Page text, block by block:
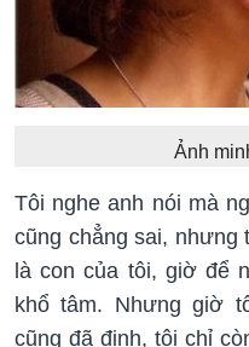
Ảnh
Tôi nghe anh nói mà
cũng chẳng sai, nhưng
là con của tôi, giờ để
khổ tâm. Nhưng giờ
cũng đã định, tôi chỉ